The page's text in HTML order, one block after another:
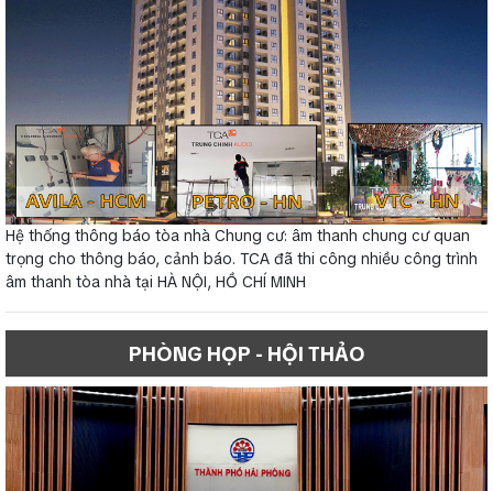
Hệ thống thông báo tòa nhà Chung cư: âm thanh chung cư quan
trọng cho thông báo, cảnh báo. TCA đã thi công nhiều công trình
âm thanh tòa nhà tại HÀ NỘI, HỒ CHÍ MINH
PHÒNG HỌP - HỘI THẢO